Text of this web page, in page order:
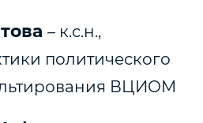
– к.с.н.,
политического
ВЦИОМ